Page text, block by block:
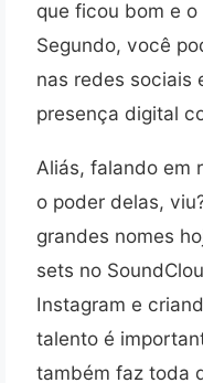
que ficou bom e
Segundo, você
nas redes sociais
presença digital
Aliás, falando em
o poder delas,
grandes nomes
sets no
Instagram e
talento é
também faz toda